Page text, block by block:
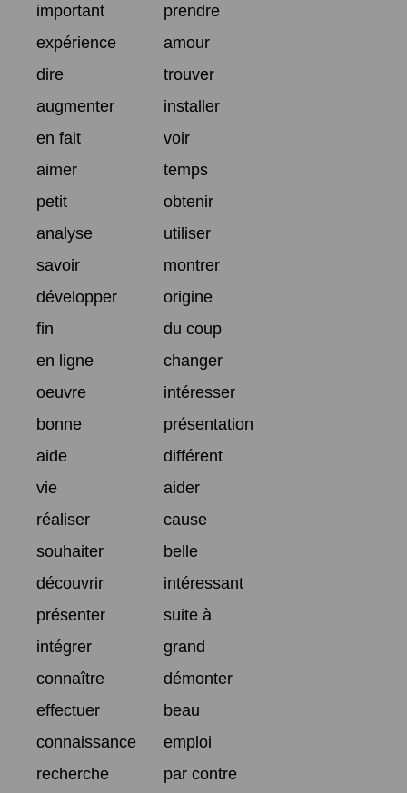
important
prendre
expérience
amour
dire
trouver
augmenter
installer
en fait
voir
aimer
temps
petit
obtenir
analyse
utiliser
savoir
montrer
développer
origine
fin
du coup
en ligne
changer
oeuvre
intéresser
bonne
présentation
aide
différent
vie
aider
réaliser
cause
souhaiter
belle
découvrir
intéressant
présenter
suite à
intégrer
grand
connaître
démonter
effectuer
beau
connaissance
emploi
recherche
par contre